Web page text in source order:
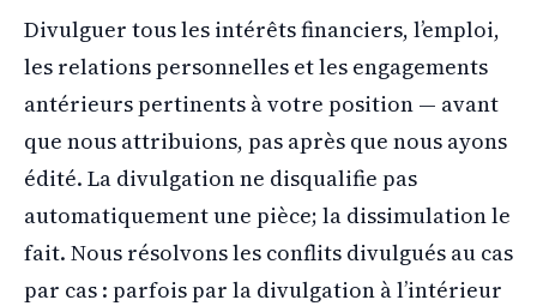
Divulguer tous les intérêts financiers, l’emploi,
les relations personnelles et les engagements
antérieurs pertinents à votre position — avant
que nous attribuions, pas après que nous ayons
édité. La divulgation ne disqualifie pas
automatiquement une pièce; la dissimulation le
fait. Nous résolvons les conflits divulgués au cas
par cas : parfois par la divulgation à l’intérieur